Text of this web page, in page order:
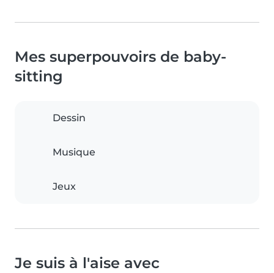
Mes superpouvoirs de baby-
sitting
Dessin
Musique
Jeux
Je suis à l'aise avec